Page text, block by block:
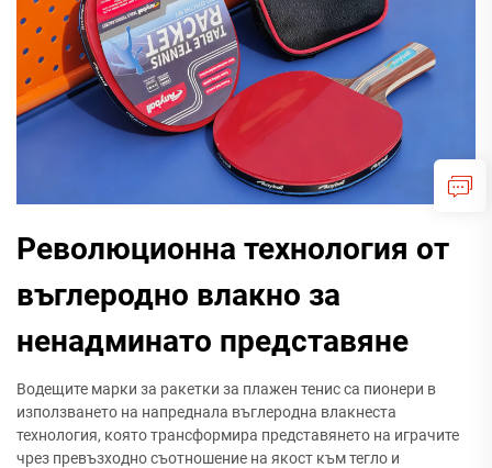
Революционна технология от
въглеродно влакно за
ненадминато представяне
Водещите марки за ракетки за плажен тенис са пионери в
използването на напреднала въглеродна влакнеста
технология, която трансформира представянето на играчите
чрез превъзходно съотношение на якост към тегло и